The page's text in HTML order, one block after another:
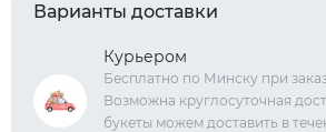
Варианты доставки
Курьером
Бесплатно по Минску при
Возможна круглосуточная
букеты можем доставить в